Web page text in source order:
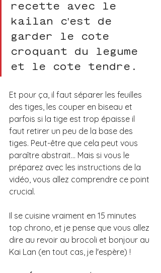
recette avec le
kailan c'est de
garder le côté
croquant du légume
et le côté tendre.
Et pour ça, il faut séparer les feuilles
des tiges, les couper en biseau et
parfois si la tige est trop épaisse il
faut retirer un peu de la base des
tiges. Peut-être que cela peut vous
paraître abstrait... Mais si vous le
préparez avec les instructions de la
vidéo, vous allez comprendre ce point
crucial.
Il se cuisine vraiment en 15 minutes
top chrono, et je pense que vous allez
dire au revoir au brocoli et bonjour au
Kai Lan (en tout cas, je l'espère) !